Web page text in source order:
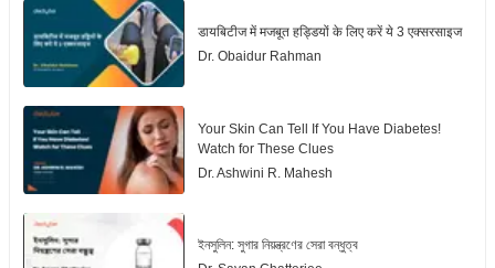
डायबिटीज में मजबूत हड्डियों के लिए करें ये 3 एक्सरसाइज
Dr. Obaidur Rahman
Your Skin Can Tell If You Have Diabetes!
Watch for These Clues
Dr. Ashwini R. Mahesh
ইনসুলিন: সুগার নিয়ন্ত্রণের সেরা বন্ধুত্ব